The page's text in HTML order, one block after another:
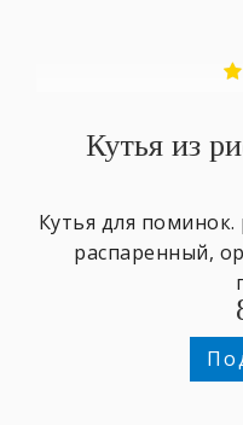
Кутья из
Кутья для
распаренный,